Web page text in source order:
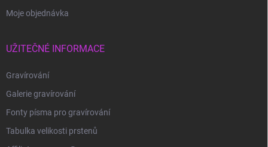
Moje objednávka
UŽITEČNÉ INFORMACE
Gravírování
Galerie gravírování
Fonty písma pro gravírování
Tabulka velikosti prstenů